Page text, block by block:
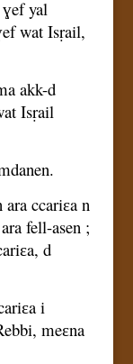
yal
wat Isṛail,
akk-d
Isṛail
ccariɛa n
fell-asen ;
d
i
meɛna